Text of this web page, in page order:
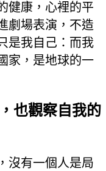
健康，心裡的平
劇場表演，不造
是我自己：而我
家，是地球的一
也觀察自我的
沒有一個人是局